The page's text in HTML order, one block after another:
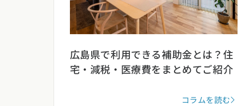
広島県で利用できる補助金とは？住
宅・減税・医療費をまとめてご紹介
コラムを読む
選択中のエリア